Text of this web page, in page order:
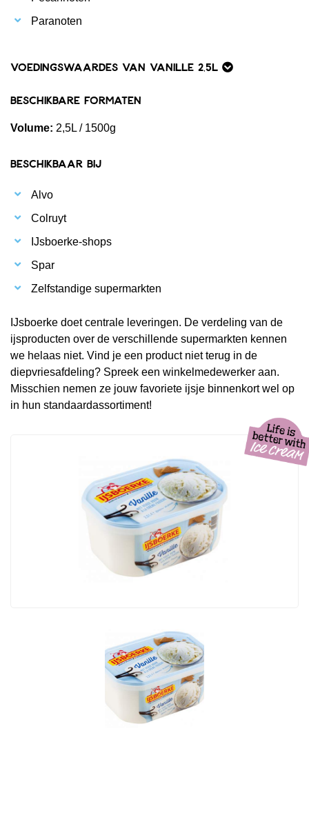
Paranoten
Voedingswaardes van Vanille 2,5L
Beschikbare formaten
Volume: 2,5L / 1500g
Beschikbaar bij
Alvo
Colruyt
IJsboerke-shops
Spar
Zelfstandige supermarkten
IJsboerke doet centrale leveringen. De verdeling van de
ijsproducten over de verschillende supermarkten kennen
we helaas niet. Vind je een product niet terug in de
diepvriesafdeling? Spreek een winkelmedewerker aan.
Misschien nemen ze jouw favoriete ijsje binnenkort wel op
in hun standaardassortiment!